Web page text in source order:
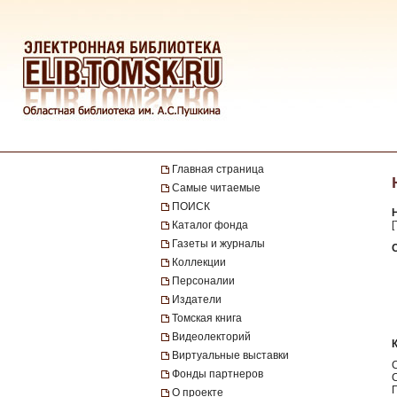
Главная страница
Самые читаемые
ПОИСК
Каталог фонда
Газеты и журналы
Коллекции
Персоналии
Издатели
Томская книга
Видеолекторий
Виртуальные выставки
Фонды партнеров
О проекте